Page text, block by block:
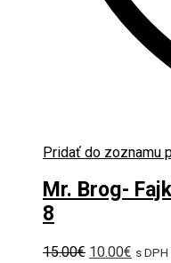
Pridať do zoznamu
Mr. Brog-
8
15.00€ Pôvodná
10.00€ s DPH